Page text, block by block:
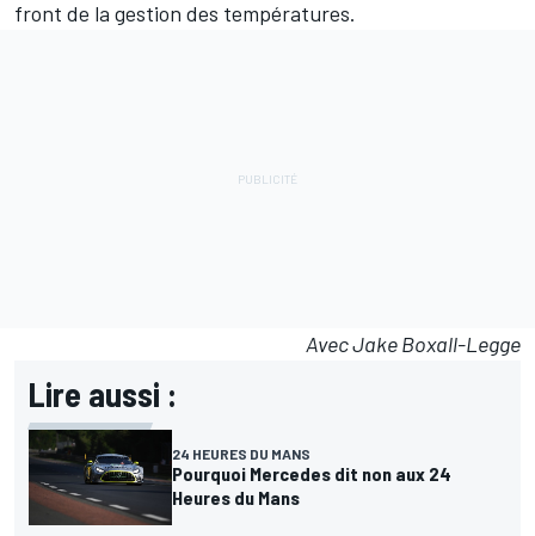
front de la gestion des températures.
Avec Jake Boxall-Legge
Lire aussi :
24 HEURES DU MANS
Pourquoi Mercedes dit non aux 24
Heures du Mans